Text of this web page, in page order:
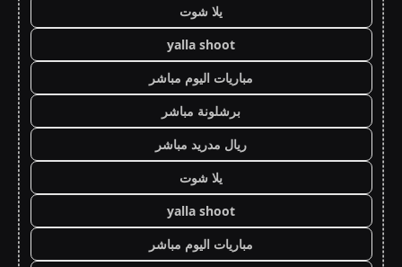
يلا شوت
yalla shoot
مباريات اليوم مباشر
برشلونة مباشر
ريال مدريد مباشر
يلا شوت
yalla shoot
مباريات اليوم مباشر